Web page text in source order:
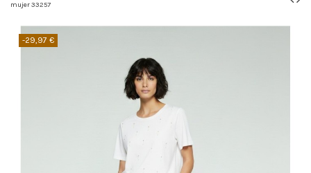
mujer 33257
-29,97 €